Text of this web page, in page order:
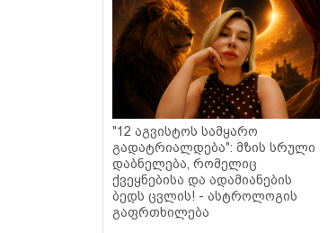
"12 აგვისტოს სამყარო
გადატრიალდება": მზის სრული
დაბნელება, რომელიც
ქვეყნებისა და ადამიანების
ბედს ცვლის! - ასტროლოგის
გაფრთხილება